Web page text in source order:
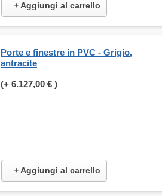
+ Aggiungi al carrello
Porte e finestre in PVC - Grigio,
antracite
(+ 6.127,00 € )
+ Aggiungi al carrello